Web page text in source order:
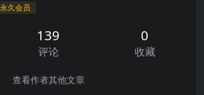
永久会员
139
评论
0
收藏
查看作者其他文章